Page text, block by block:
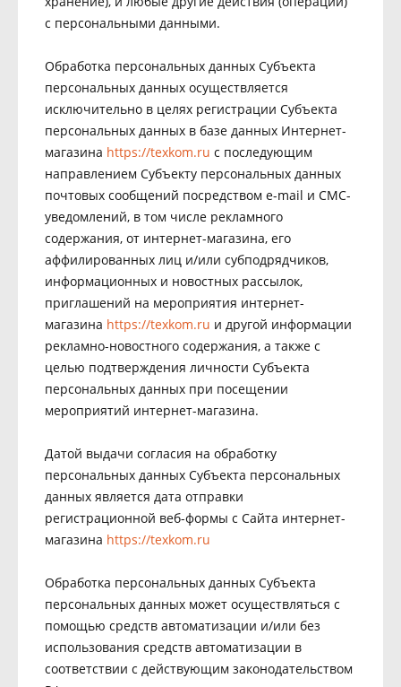
с персональными данными.
Обработка персональных данных Субъекта
персональных данных осуществляется
исключительно в целях регистрации Субъекта
персональных данных в базе данных Интернет-
магазина https://texkom.ru с последующим
направлением Субъекту персональных данных
почтовых сообщений посредством e-mail и СМС-
уведомлений, в том числе рекламного
содержания, от интернет-магазина, его
аффилированных лиц и/или субподрядчиков,
информационных и новостных рассылок,
приглашений на мероприятия интернет-
магазина https://texkom.ru и другой информации
рекламно-новостного содержания, а также с
целью подтверждения личности Субъекта
персональных данных при посещении
мероприятий интернет-магазина.
Датой выдачи согласия на обработку
персональных данных Субъекта персональных
данных является дата отправки
регистрационной веб-формы с Сайта интернет-
магазина https://texkom.ru
Обработка персональных данных Субъекта
персональных данных может осуществляться с
помощью средств автоматизации и/или без
использования средств автоматизации в
соответствии с действующим законодательством